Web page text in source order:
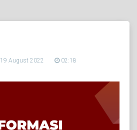
19 August 2022 02:18